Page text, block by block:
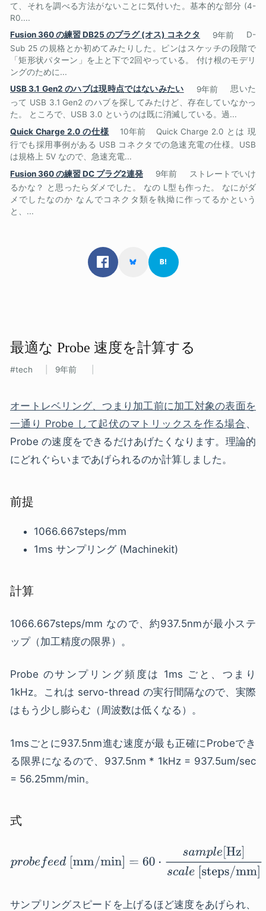
て、それを調べる方法がないことに気付いた。基本的な部分 (4-
R0....
Fusion 360 の練習 DB25 のプラグ (オス) コネクタ
9年前
D-
Sub 25 の規格とか初めてみたりした。ピンはスケッチの段階で
「矩形状パターン」を上と下で2回やっている。 付け根のモデリ
ングのために...
USB 3.1 Gen2 のハブは現時点ではないみたい
9年前
思いた
って USB 3.1 Gen2 のハブを探してみたけど、存在していなかっ
た。 ところで、USB 3.0 というのは既に消滅している。過...
Quick Charge 2.0 の仕様
10年前
Quick Charge 2.0 とは 現
行でも採用事例がある USB コネクタでの急速充電の仕様。USB
は規格上 5V なので、急速充電...
Fusion 360 の練習 DC プラグ2連発
9年前
ストレートでいけ
るかな？ と思ったらダメでした。 なの L型も作った。 なにがダ
メでしたなのか なんでコネクタ類を執拗に作ってるかという
と、...
最適な​ Probe 速度を​計算する
tech 9年前
オートレベリング、つまり加工前に加工対象の表面を
一通り Probe して起伏のマトリックスを作る場合 、
Probe の速度をできるだけあげたくなります。理論的
にどれぐらいまであげられるのか計算しました。
前提
1066.667steps/mm
1ms サンプリング (Machinekit)
計算
1066.667steps/mm なので、約937.5nmが最小ステ
ップ（加工精度の限界）。
Probe のサンプリング頻度は 1ms ごと、つまり
1kHz。これは servo-thread の実行間隔なので、実際
はもう少し膨らむ（周波数は低くなる）。
1msごとに937.5nm進む速度が最も正確にProbeでき
る限界になるので、937.5nm * 1kHz = 937.5um/sec
= 56.25mm/min。
式
サンプリングスピードを上げるほど速度をあげられ、